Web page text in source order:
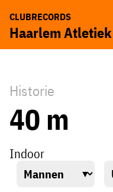
CLUBRECORDS
Haarlem Atletiek
Historie
40 m
Indoor